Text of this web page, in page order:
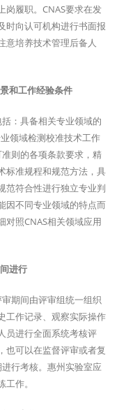
岗履职。CNAS要求在发
时向认可机构进行书面报
意培养技术管理后备人
和工作经验条件
：具备相关专业领域的
领域检测校准技术工作
则的各项条款要求，精
标准规程和规范方法，具
范符合性进行独立专业判
因不同专业领域的特点而
对照CNAS相关领域应用
进行
期间由评审组统一组织
工作记录、观察实际操作
员进行全面系统考核评
也可以在监督评审或者复
行考核。惠州实验室应
作。